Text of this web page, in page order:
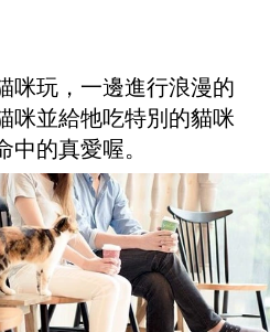
咪玩，一邊進行浪漫的
咪並給牠吃特別的貓咪
中的真愛喔。